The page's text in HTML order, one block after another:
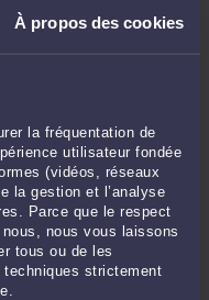
À propos des cookies
la fréquentation de
utilisateur fondée
(vidéos, réseaux
la gestion et l’analyse
Parce que le respect
nous vous laissons
tous ou de les
techniques strictement